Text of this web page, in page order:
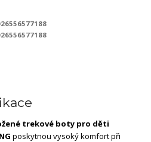
trekové boty pro děti
poskytnou vysoký komfort při